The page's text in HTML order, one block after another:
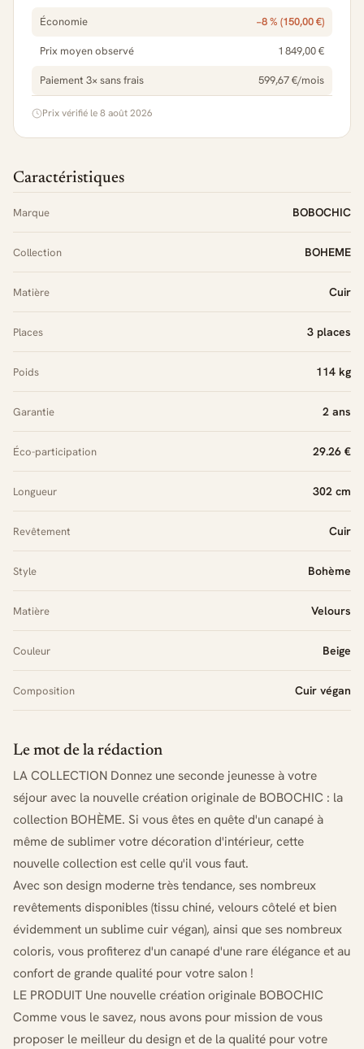
Économie −8 % (150,00 €)
Prix moyen observé 1 849,00 €
Paiement 3× sans frais 599,67 €/mois
Prix vérifié le 8 août 2026
Caractéristiques
Marque BOBOCHIC
Collection BOHEME
Matière Cuir
Places 3 places
Poids 114 kg
Garantie 2 ans
Éco-participation 29.26 €
Longueur 302 cm
Revêtement Cuir
Style Bohème
Matière Velours
Couleur Beige
Composition Cuir végan
Le mot de la rédaction
LA COLLECTION Donnez une seconde jeunesse à votre
séjour avec la nouvelle création originale de BOBOCHIC : la
collection BOHÈME. Si vous êtes en quête d'un canapé à
même de sublimer votre décoration d'intérieur, cette
nouvelle collection est celle qu'il vous faut.
Avec son design moderne très tendance, ses nombreux
revêtements disponibles (tissu chiné, velours côtelé et bien
évidemment un sublime cuir végan), ainsi que ses nombreux
coloris, vous profiterez d'un canapé d'une rare élégance et au
confort de grande qualité pour votre salon !
LE PRODUIT Une nouvelle création originale BOBOCHIC
Comme vous le savez, nous avons pour mission de vous
proposer le meilleur du design et de la qualité pour votre